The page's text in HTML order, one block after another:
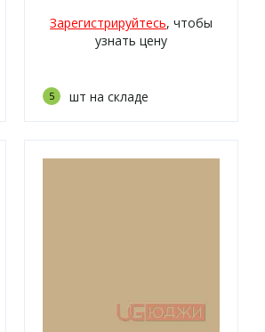
Зарегистрируйтесь, чтобы
узнать цену
5 шт на складе